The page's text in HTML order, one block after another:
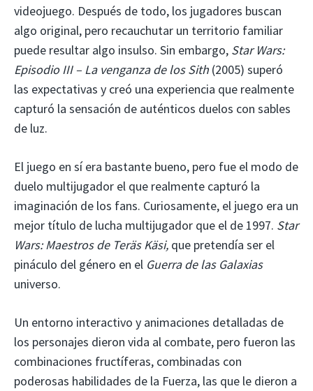
videojuego. Después de todo, los jugadores buscan
algo original, pero recauchutar un territorio familiar
puede resultar algo insulso. Sin embargo, Star Wars:
Episodio III – La venganza de los Sith (2005) superó
las expectativas y creó una experiencia que realmente
capturó la sensación de auténticos duelos con sables
de luz.
El juego en sí era bastante bueno, pero fue el modo de
duelo multijugador el que realmente capturó la
imaginación de los fans. Curiosamente, el juego era un
mejor título de lucha multijugador que el de 1997. Star
Wars: Maestros de Teräs Käsi, que pretendía ser el
pináculo del género en el Guerra de las Galaxias
universo.
Un entorno interactivo y animaciones detalladas de
los personajes dieron vida al combate, pero fueron las
combinaciones fructíferas, combinadas con
poderosas habilidades de la Fuerza, las que le dieron a